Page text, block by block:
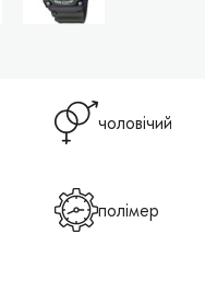
чоловічий
полімер